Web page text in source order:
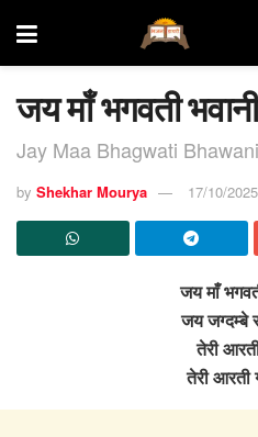
जय माँ भगवती
Jay Maa Bhagwati
by Shekhar Mourya 17/10/2025
जय माँ
जय जग्दम्बे
तेरी
तेरी